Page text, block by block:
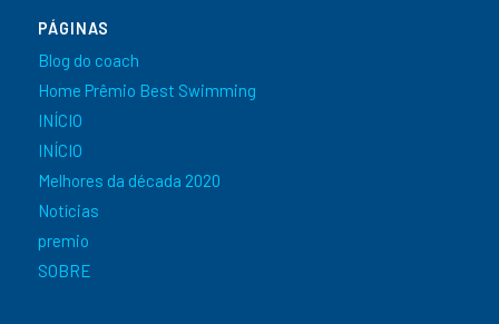
PÁGINAS
Blog do coach
Home Prêmio Best Swimming
INÍCIO
INÍCIO
Melhores da década 2020
Notícias
premio
SOBRE